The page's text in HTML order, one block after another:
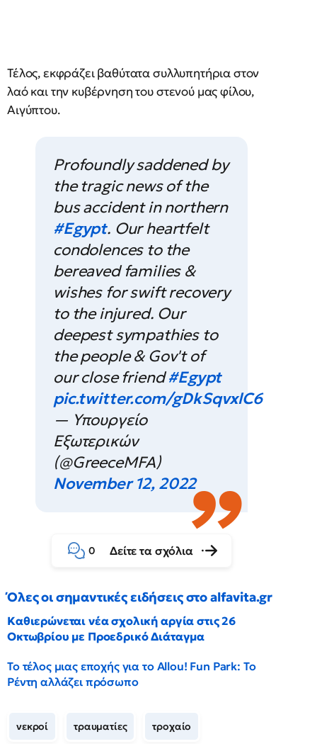
Τέλος, εκφράζει βαθύτατα συλλυπητήρια στον
λαό και την κυβέρνηση του στενού μας φίλου,
Αιγύπτου.
Profoundly saddened by
the tragic news of the
bus accident in northern
#Egypt. Our heartfelt
condolences to the
bereaved families &
wishes for swift recovery
to the injured. Our
deepest sympathies to
the people & Gov't of
our close friend#Egypt
pic.twitter.com/gDkSqvxlC6
— Υπουργείο
Εξωτερικών
(@GreeceMFA)
November 12, 2022
0 Δείτε τα σχόλια
Όλες οι σημαντικές ειδήσεις στο alfavita.gr
Καθιερώνεται νέα σχολική αργία στις 26
Οκτωβρίου με Προεδρικό Διάταγμα
Το τέλος μιας εποχής για το Allou! Fun Park: Το
Ρέντη αλλάζει πρόσωπο
νεκροί τραυματίες τροχαίο